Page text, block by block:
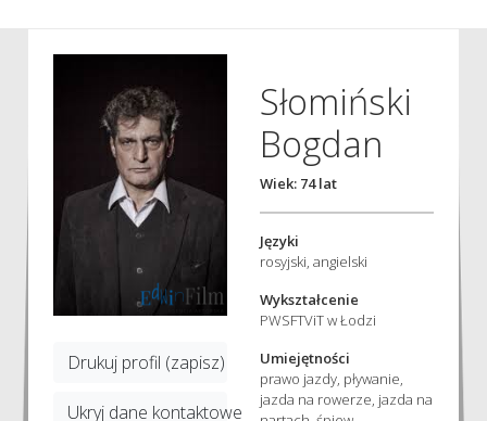
Drukuj profil (zapisz)
Ukryj dane kontaktowe
Słomiński
Bogdan
Wiek: 74 lat
Języki
rosyjski, angielski
Wykształcenie
PWSFTViT w Łodzi
Umiejętności
prawo jazdy, pływanie,
jazda na rowerze, jazda na